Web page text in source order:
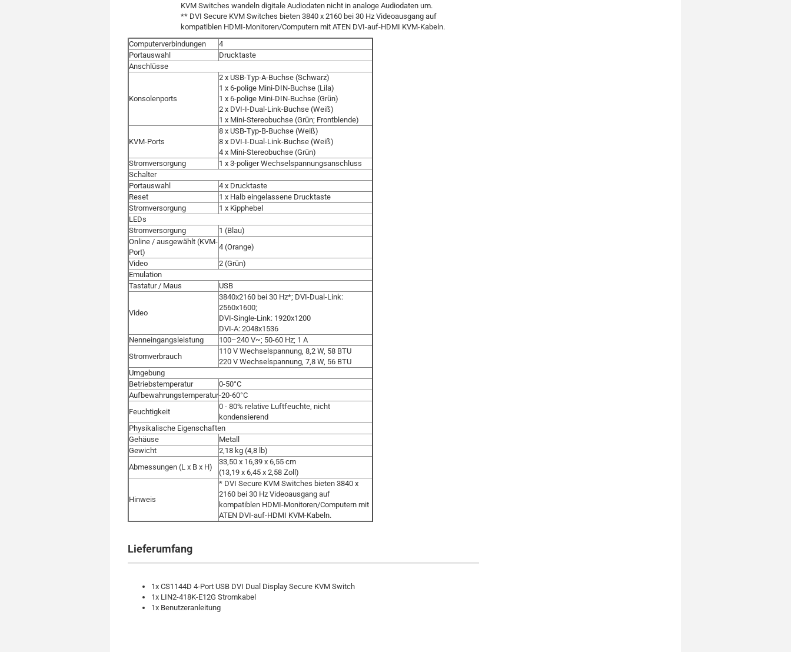
KVM Switches wandeln digitale Audiodaten nicht in analoge Audiodaten um.
** DVI Secure KVM Switches bieten 3840 x 2160 bei 30 Hz Videoausgang auf
kompatiblen HDMI-Monitoren/Computern mit ATEN DVI-auf-HDMI KVM-Kabeln.
Computerverbindungen
4
Portauswahl
Drucktaste
Anschlüsse
Konsolenports
2 x USB-Typ-A-Buchse (Schwarz)
1 x 6-polige Mini-DIN-Buchse (Lila)
1 x 6-polige Mini-DIN-Buchse (Grün)
2 x DVI-I-Dual-Link-Buchse (Weiß)
1 x Mini-Stereobuchse (Grün; Frontblende)
KVM-Ports
8 x USB-Typ-B-Buchse (Weiß)
8 x DVI-I-Dual-Link-Buchse (Weiß)
4 x Mini-Stereobuchse (Grün)
Stromversorgung
1 x 3-poliger Wechselspannungsanschluss
Schalter
Portauswahl
4 x Drucktaste
Reset
1 x Halb eingelassene Drucktaste
Stromversorgung
1 x Kipphebel
LEDs
Stromversorgung
1 (Blau)
Online / ausgewählt (KVM-
Port)
4 (Orange)
Video
2 (Grün)
Emulation
Tastatur / Maus
USB
Video
3840x2160 bei 30 Hz*; DVI-Dual-Link:
2560x1600;
DVI-Single-Link: 1920x1200
DVI-A: 2048x1536
Nenneingangsleistung
100–240 V~; 50-60 Hz; 1 A
Stromverbrauch
110 V Wechselspannung, 8,2 W, 58 BTU
220 V Wechselspannung, 7,8 W, 56 BTU
Umgebung
Betriebstemperatur
0-50°C
Aufbewahrungstemperatur-20-60°C
Feuchtigkeit
0 - 80% relative Luftfeuchte, nicht
kondensierend
Physikalische Eigenschaften
Gehäuse
Metall
Gewicht
2,18 kg (4,8 lb)
Abmessungen (L x B x H)
33,50 x 16,39 x 6,55 cm
(13,19 x 6,45 x 2,58 Zoll)
Hinweis
* DVI Secure KVM Switches bieten 3840 x
2160 bei 30 Hz Videoausgang auf
kompatiblen HDMI-Monitoren/Computern mit
ATEN DVI-auf-HDMI KVM-Kabeln.
Lieferumfang
1x CS1144D 4-Port USB DVI Dual Display Secure KVM Switch
1x LIN2-418K-E12G Stromkabel
1x Benutzeranleitung